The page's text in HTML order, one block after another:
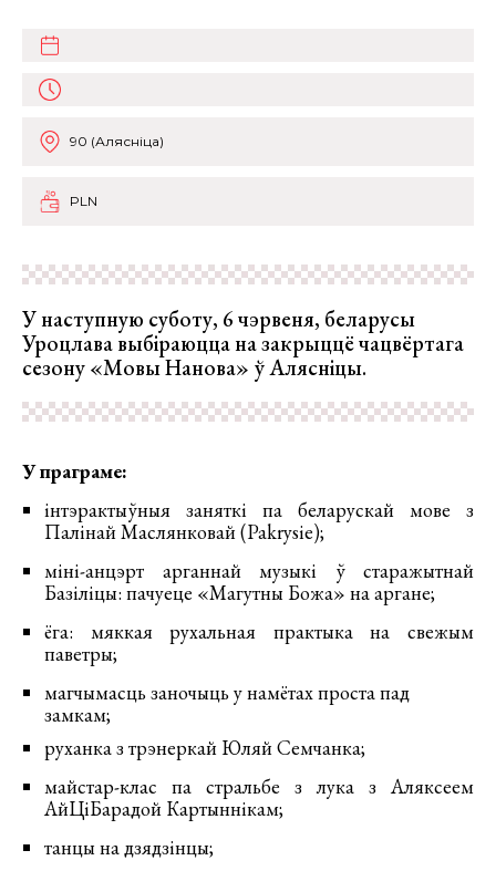
90 (Алясніца)
PLN
У наступную суботу, 6 чэрвеня, беларусы
Уроцлава выбіраюцца на закрыццё чацвёртага
сезону «Мовы Нанова» ў Алясніцы.
У праграме:
інтэрактыўныя заняткі па беларускай мове з
Палінай Маслянковай (Pakrysie);
міні-анцэрт арганнай музыкі ў старажытнай
Базіліцы: пачуеце «Магутны Божа» на аргане;
ёга: мяккая рухальная практыка на свежым
паветры;
магчымасць заночыць у намётах проста пад
замкам;
руханка з трэнеркай Юляй Семчанка;
майстар-клас па стральбе з лука з Аляксеем
АйЦіБарадой Картыннікам;
танцы на дзядзінцы;